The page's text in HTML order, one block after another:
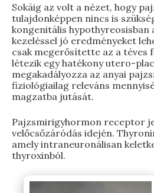
Sokáig az volt a nézet, hogy
tulajdonképpen nincs is
kongenitális
kezeléssel jó eredményeket
csak megerősítette az a téves
létezik egy hatékony utero-
megakadályozza az anyai
fiziológiailag releváns
magzatba jutását.
Pajzsmirigyhormon receptor
velőcsőzáródás idején.
amely intraneuronálisan
thyroxinból.